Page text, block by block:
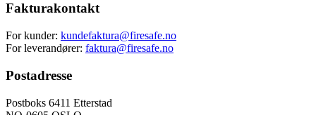
Fakturakontakt
For kunder: kundefaktura@firesafe.no
For leverandører: faktura@firesafe.no
Postadresse
Postboks 6411 Etterstad